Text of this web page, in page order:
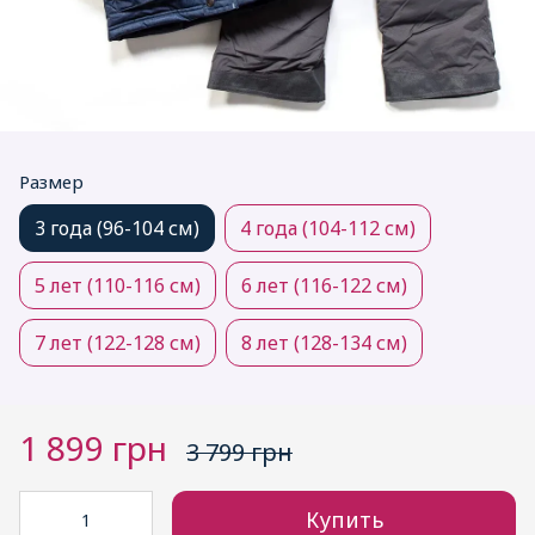
Размер
3 года (96-104 см) 4 года (104-112 см)
5 лет (110-116 см) 6 лет (116-122 см)
7 лет (122-128 см) 8 лет (128-134 см)
1 899 грн 3 799 грн
Купить